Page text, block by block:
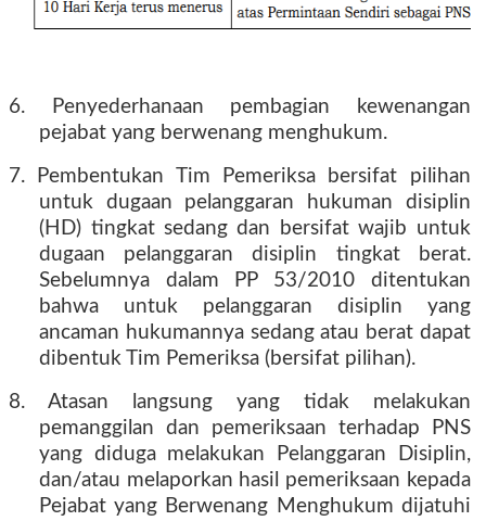
6. Penyederhanaan pembagian kewenangan
pejabat yang berwenang menghukum.
7. Pembentukan Tim Pemeriksa bersifat pilihan
untuk dugaan pelanggaran hukuman disiplin
(HD) tingkat sedang dan bersifat wajib untuk
dugaan pelanggaran disiplin tingkat berat.
Sebelumnya dalam PP 53/2010 ditentukan
bahwa untuk pelanggaran disiplin yang
ancaman hukumannya sedang atau berat dapat
dibentuk Tim Pemeriksa (bersifat pilihan).
8. Atasan langsung yang tidak melakukan
pemanggilan dan pemeriksaan terhadap PNS
yang diduga melakukan Pelanggaran Disiplin,
dan/atau melaporkan hasil pemeriksaan kepada
Pejabat yang Berwenang Menghukum dijatuhi